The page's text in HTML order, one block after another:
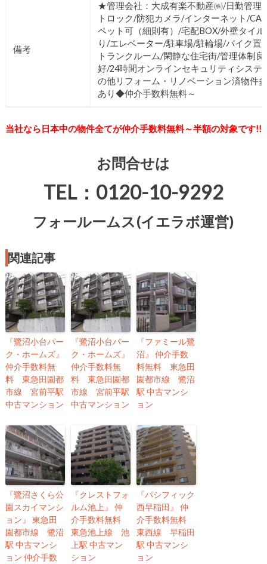
備考
★管理会社：大成有楽不動産㈱/日勤管理/
トロック/防犯カメラ/インターネット/
ペット可（細則有）/宅配BOX/外壁タイル
り/エレベーター/駐車場/駐輪場/バイク置
トランクルーム/閑静な住宅街/管理体制良
好/24時間オンラインセキュリティシステ
の他リフォーム・リノベーション済物件
あり◆仲介手数料無料～
当社なら日本中の物件全てが仲介手数料無料～半額の対象です!!
お問合せは
TEL：0120-10-9292
フォールームス(イエラボ運営)
関連記事
『鷺沼小台パー
ク・ホームズ』
仲介手数料無
料 東急田園都
市線 宮前平駅
中古マンション
『鷺沼小台パー
ク・ホームズ』
仲介手数料無
料 東急田園都
市線 宮前平駅
中古マンション
『ファミール鷺
沼』 仲介手数
料無料 東急田
園都市線 鷺沼
駅 中古マンシ
ョン
『鷺沼さくら公
園スカイマンシ
ョン』 東急田
園都市線 鷺沼
駅 中古マンシ
ョン 仲介手数
『クレストフォ
ルム池上』 仲
介手数料無料
東急池上線 池
上駅 中古マン
ション
『パシフィック
西早稲田』 仲
介手数料無料
東西線 早稲田
駅 中古マンシ
ョン